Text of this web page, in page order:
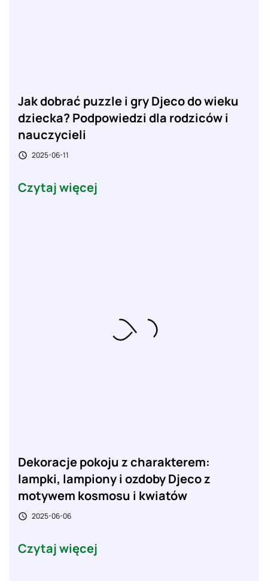
Jak dobrać puzzle i gry Djeco do wieku
dziecka? Podpowiedzi dla rodziców i
nauczycieli
 2025-06-11
Czytaj więcej
Dekoracje pokoju z charakterem:
lampki, lampiony i ozdoby Djeco z
motywem kosmosu i kwiatów
 2025-06-06
Czytaj więcej